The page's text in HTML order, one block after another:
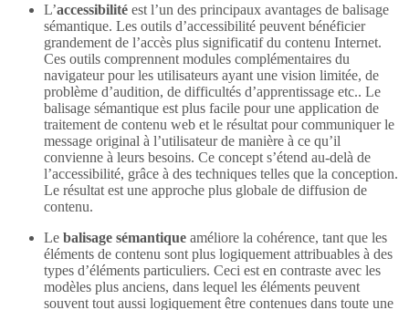
L’accessibilité est l’un des principaux avantages de balisage
sémantique. Les outils d’accessibilité peuvent bénéficier
grandement de l’accès plus significatif du contenu Internet.
Ces outils comprennent modules complémentaires du
navigateur pour les utilisateurs ayant une vision limitée, de
problème d’audition, de difficultés d’apprentissage etc.. Le
balisage sémantique est plus facile pour une application de
traitement de contenu web et le résultat pour communiquer le
message original à l’utilisateur de manière à ce qu’il
convienne à leurs besoins. Ce concept s’étend au-delà de
l’accessibilité, grâce à des techniques telles que la conception.
Le résultat est une approche plus globale de diffusion de
contenu.
Le balisage sémantique améliore la cohérence, tant que les
éléments de contenu sont plus logiquement attribuables à des
types d’éléments particuliers. Ceci est en contraste avec les
modèles plus anciens, dans lequel les éléments peuvent
souvent tout aussi logiquement être contenues dans toute une